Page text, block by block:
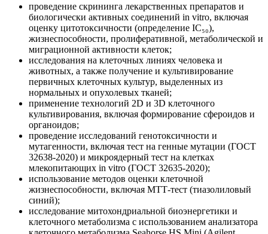
проведение скрининга лекарственных препаратов и
биологически активных соединений in vitro, включая
оценку цитотоксичности (определение IC₅₀),
жизнеспособности, пролиферативной, метаболической и
миграционной активности клеток;
исследования на клеточных линиях человека и
животных, а также получение и культивирование
первичных клеточных культур, выделенных из
нормальных и опухолевых тканей;
применение технологий 2D и 3D клеточного
культивирования, включая формирование сфероидов и
органоидов;
проведение исследований генотоксичности и
мутагенности, включая тест на генные мутации (ГОСТ
32638-2020) и микроядерный тест на клетках
млекопитающих in vitro (ГОСТ 32635-2020);
использование методов оценки клеточной
жизнеспособности, включая МТТ-тест (тиазолиловый
синий);
исследование митохондриальной биоэнергетики и
клеточного метаболизма с использованием анализатора